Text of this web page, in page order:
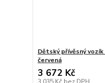
Dětský přívěsný vozík
červená
3 672 Kč
3 035 Kč bez DPH